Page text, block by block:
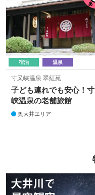
宿泊 温泉
寸又峡温泉 翠紅苑
子ども連れでも安心！
峡温泉の老舗旅館
奥大井エリア